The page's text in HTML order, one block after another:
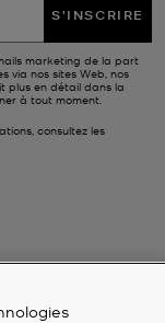
S'INSCRIRE
marketing de la part
via nos sites Web, nos
plus en détail dans la
à tout moment.
consultez les